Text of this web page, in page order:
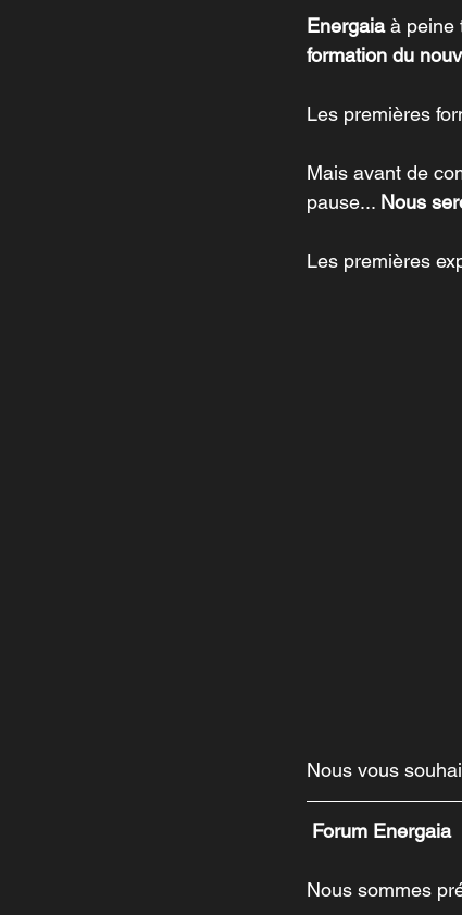
Energaia à peine
formation du
Les premières
Mais avant de
pause... Nous
Les premières
Nous vous
Forum Energaia
Nous sommes